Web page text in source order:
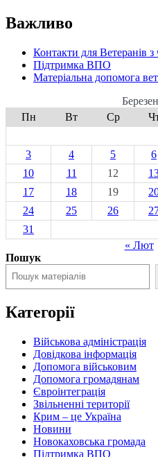
Важливо
Контакти для Ветеранів
Підтримка ВПО
Матеріальна допомога
Пн
Вт Ср
3
4 5 6
10
11 12
17
18 19
24
25 26
31
« Лют
Пошук
Категорії
Військова адміністрація
Довідкова інформація
Допомога військовим
Допомога громадянам
Євроінтеграція
Звільненні території
Крим – це Україна
Новини
Новокаховська громада
Підтримка ВПО